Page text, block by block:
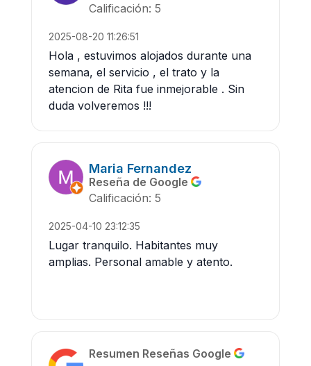
Calificación: 5
2025-08-20 11:26:51
Hola , estuvimos alojados durante una
semana, el servicio , el trato y la
atencion de Rita fue inmejorable . Sin
duda volveremos !!!
Maria Fernandez
Reseña de Google
Calificación: 5
2025-04-10 23:12:35
Lugar tranquilo. Habitantes muy
amplias. Personal amable y atento.
Resumen Reseñas Google